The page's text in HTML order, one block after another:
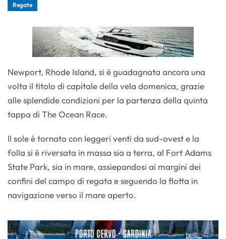
Regate
Newport, Rhode Island, si è guadagnata ancora una
volta il titolo di capitale della vela domenica, grazie
alle splendide condizioni per la partenza della quinta
tappa di The Ocean Race.
Il sole è tornato con leggeri venti da sud-ovest e la
folla si è riversata in massa sia a terra, al Fort Adams
State Park, sia in mare, assiepandosi ai margini dei
confini del campo di regata e seguendo la flotta in
navigazione verso il mare aperto.